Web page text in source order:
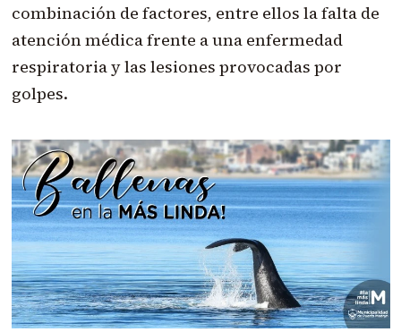
combinación de factores, entre ellos la falta de
atención médica frente a una enfermedad
respiratoria y las lesiones provocadas por
golpes.